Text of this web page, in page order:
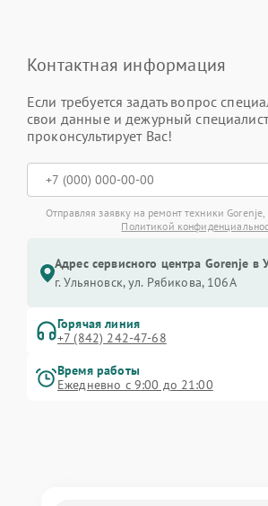
Контактная информация
Если требуется задать вопрос
свои данные и дежурный
проконсультирует Вас!
Отправляя заявку на ремонт техники
Политикой
Адрес сервисного центра Gorenje в
г. Ульяновск, ул. Рябикова, 106А
Горячая линия
+7 (842) 242-47-68
Время работы
Ежедневно с 9:00 до 21:00